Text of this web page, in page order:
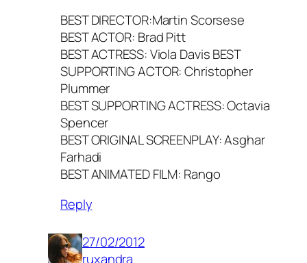
BEST DIRECTOR:Martin Scorsese
BEST ACTOR: Brad Pitt
BEST ACTRESS: Viola Davis BEST
SUPPORTING ACTOR: Christopher
Plummer
BEST SUPPORTING ACTRESS: Octavia
Spencer
BEST ORIGINAL SCREENPLAY: Asghar
Farhadi
BEST ANIMATED FILM: Rango
Reply
27/02/2012
ruxandra